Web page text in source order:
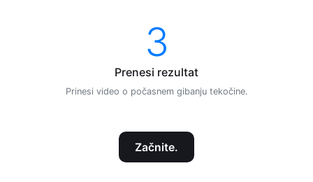
3
Prenesi rezultat
Prinesi video o počasnem gibanju tekočine.
Začnite.